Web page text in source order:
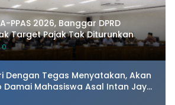
PPAS 2026, Banggar DPRD
Target Pajak Tak Diturunkan
0
Dengan Tegas Menyatakan, Akan
Damai Mahasiswa Asal Intan Jaya